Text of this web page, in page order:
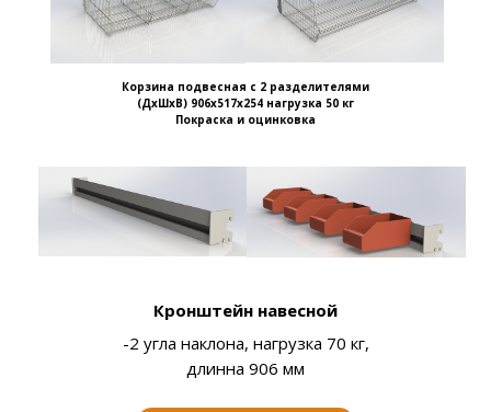
Корзина подвесная с 2 разделителями
(ДхШхВ) 906х517х254 нагрузка 50 кг
Покраска и оцинковка
Кронштейн навесной
-2 угла наклона, нагрузка 70 кг,
длинна 906 мм